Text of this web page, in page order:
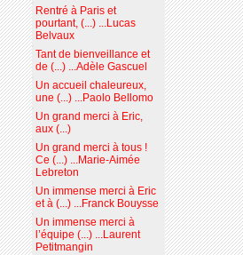
Rentré à Paris et
pourtant, (...) ...Lucas
Belvaux
Tant de bienveillance et
de (...) ...Adèle Gascuel
Un accueil chaleureux,
une (...) ...Paolo Bellomo
Un grand merci à Eric,
aux (...)
Un grand merci à tous !
Ce (...) ...Marie-Aimée
Lebreton
Un immense merci à Eric
et à (...) ...Franck Bouysse
Un immense merci à
l’équipe (...) ...Laurent
Petitmangin